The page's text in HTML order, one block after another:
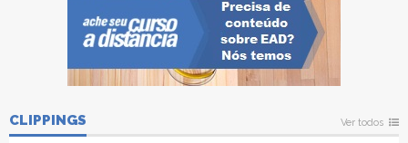
CLIPPINGS Ver todos